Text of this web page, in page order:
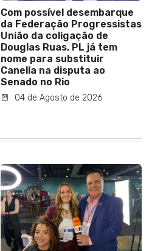
Com possível desembarque
da Federação Progressistas
União da coligação de
Douglas Ruas, PL já tem
nome para substituir
Canella na disputa ao
Senado no Rio
04 de Agosto de 2026